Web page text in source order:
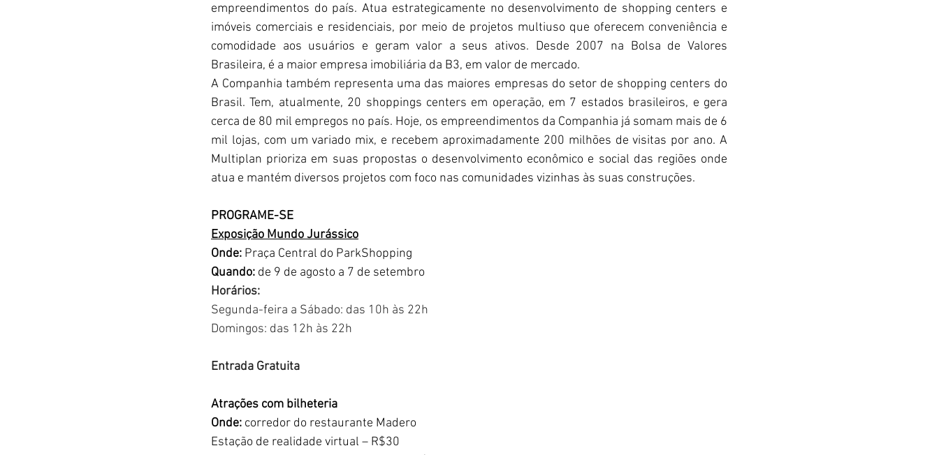
empreendimentos do país. Atua estrategicamente no desenvolvimento de shopping centers e
imóveis comerciais e residenciais, por meio de projetos multiuso que oferecem conveniência e
comodidade aos usuários e geram valor a seus ativos. Desde 2007 na Bolsa de Valores
Brasileira, é a maior empresa imobiliária da B3, em valor de mercado.
A Companhia também representa uma das maiores empresas do setor de shopping centers do
Brasil. Tem, atualmente, 20 shoppings centers em operação, em 7 estados brasileiros, e gera
cerca de 80 mil empregos no país. Hoje, os empreendimentos da Companhia já somam mais de 6
mil lojas, com um variado mix, e recebem aproximadamente 200 milhões de visitas por ano. A
Multiplan prioriza em suas propostas o desenvolvimento econômico e social das regiões onde
atua e mantém diversos projetos com foco nas comunidades vizinhas às suas construções.
PROGRAME-SE
Exposição Mundo Jurássico
Onde: Praça Central do ParkShopping
Quando: de 9 de agosto a 7 de setembro
Horários:
Segunda-feira a Sábado: das 10h às 22h
Domingos: das 12h às 22h
Entrada Gratuita
Atrações com bilheteria
Onde: corredor do restaurante Madero
Estação de realidade virtual – R$30